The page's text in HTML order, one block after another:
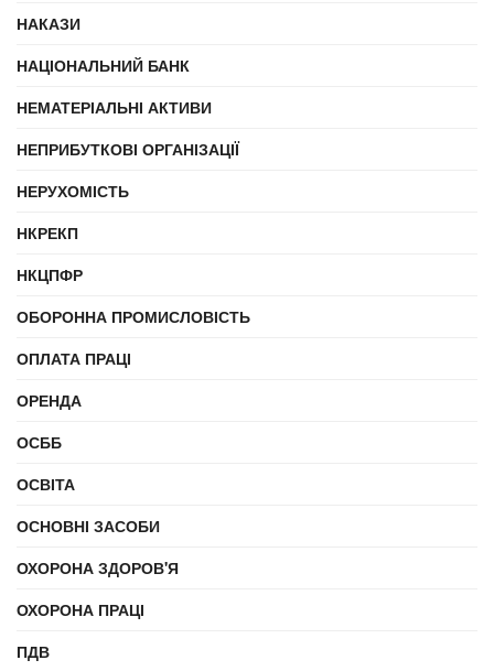
НАКАЗИ
НАЦІОНАЛЬНИЙ БАНК
НЕМАТЕРІАЛЬНІ АКТИВИ
НЕПРИБУТКОВІ ОРГАНІЗАЦІЇ
НЕРУХОМІСТЬ
НКРЕКП
НКЦПФР
ОБОРОННА ПРОМИСЛОВІСТЬ
ОПЛАТА ПРАЦІ
ОРЕНДА
ОСББ
ОСВІТА
ОСНОВНІ ЗАСОБИ
ОХОРОНА ЗДОРОВ'Я
ОХОРОНА ПРАЦІ
ПДВ